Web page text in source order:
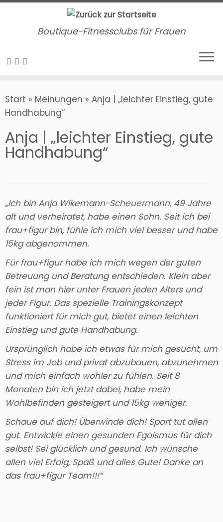
Zum
Boutique-Fitnessclubs für Frauen
Start » Meinungen » Anja | „leichter Einstieg, gute
Handhabung“
Anja | „leichter Einstieg, gute
Handhabung“
„Ich bin Anja Wikemann-Scheuermann, 49 Jahre
alt und verheiratet, habe einen Sohn. Seit ich bei
frau+figur bin, fühle ich mich viel besser und habe
15kg abgenommen.
Für frau+figur habe ich mich wegen der guten
Betreuung und Beratung entschieden. Klein aber
fein ist man hier unter Frauen jeden Alters und
jeder Figur. Das spezielle Trainingskonzept
funktioniert für mich gut, bietet einen leichten
Einstieg und gute Handhabung.
Ursprünglich habe ich etwas für mich gesucht, um
Stress im Job und privat abzubauen, abzunehmen
und mich einfach wohler zu fühlen. Seit 8
Monaten bin ich jetzt dabei, habe mein
Wohlbefinden gesteigert und 15kg weniger.
Schaue auf dich! Überwinde dich! Sport tut allen
gut. Entwickle einen gesunden Egoismus für dich
selbst! Sei glücklich und gesund. Ich wünsche
allen viel Erfolg, Spaß und alles Gute! Danke an
das frau+figur Team!!!“